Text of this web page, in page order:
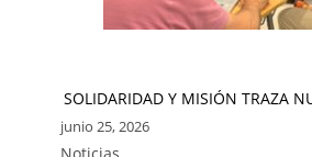
SOLIDARIDAD Y MISIÓN TRAZA
junio 25, 2026